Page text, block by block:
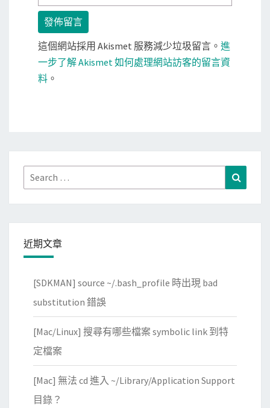
這個網站採用 Akismet 服務減少垃圾留言。 進
一步了解 Akismet 如何處理網站訪客的留言資
料 。
Search
for:
近期文章
[SDKMAN] source ~/.bash_profile 時出現 bad
substitution 錯誤
[Mac/Linux] 搜尋有哪些檔案 symbolic link 到特
定檔案
[Mac] 無法 cd 進入 ~/Library/Application Support
目錄？